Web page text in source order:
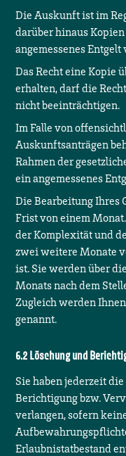
Die Auskunft ist im
darüber hinaus
angemessenes
Das Recht eine Kopie
erhalten, darf die
nicht beeinträchtigen.
Im Falle von
Auskunftsanträgen
Rahmen der
ein angemessenes
Die Bearbeitung Ihres
Frist von einem
der Komplexität und
zwei weitere Monate
ist. Sie werden über
Monats nach dem
Zugleich werden
genannt.
Löschung und
Sie haben jederzeit
Berichtigung bzw.
verlangen, sofern
Erlaubnistatbestand